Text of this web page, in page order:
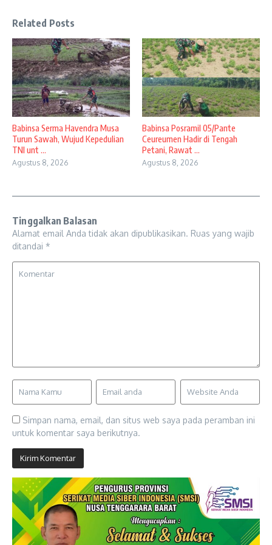
Related Posts
Babinsa Serma Havendra Musa
Turun Sawah, Wujud Kepedulian
TNI unt ...
Agustus 8, 2026
Babinsa Posramil 05/Pante
Ceureumen Hadir di Tengah
Petani, Rawat ...
Agustus 8, 2026
Tinggalkan Balasan
Alamat email Anda tidak akan dipublikasikan. Ruas yang wajib
ditandai *
Simpan nama, email, dan situs web saya pada peramban ini
untuk komentar saya berikutnya.